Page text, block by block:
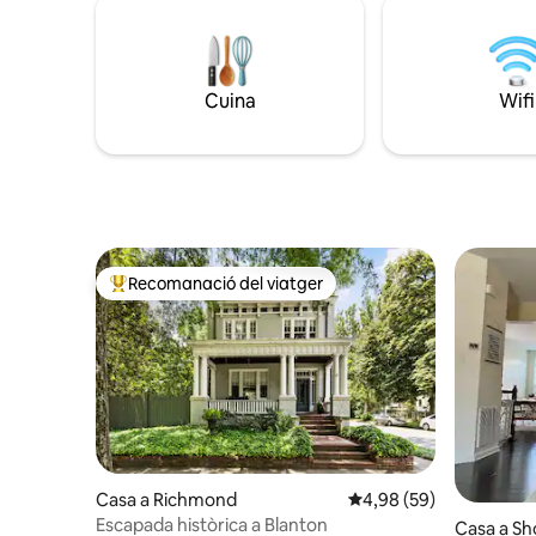
Cuina Wifi
Principals recomanacions dels viatgers
Recomanació del viatger
Casa a Richmond 4,98 de puntuació
4,98 (59)
Escapada històrica a Blanton
Casa a